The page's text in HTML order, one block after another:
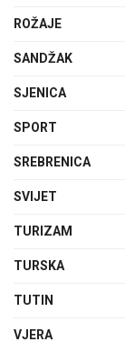
ROŽAJE
SANDŽAK
SJENICA
SPORT
SREBRENICA
SVIJET
TURIZAM
TURSKA
TUTIN
VJERA